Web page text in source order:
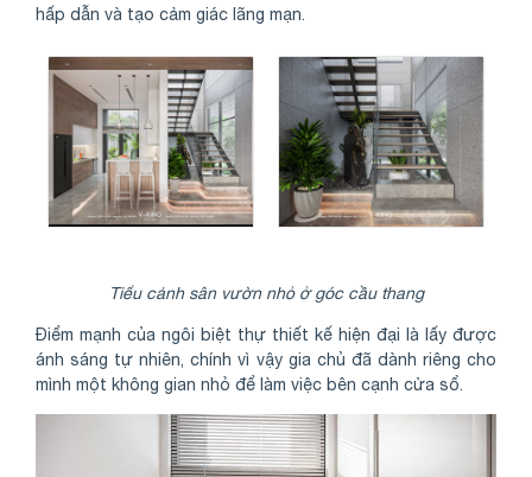
hấp dẫn và tạo cảm giác lãng mạn.
Tiểu cảnh sân vườn nhỏ ở góc cầu thang
Điểm mạnh của ngôi biệt thự thiết kế hiện đại là lấy được
ánh sáng tự nhiên, chính vì vậy gia chủ đã dành riêng cho
mình một không gian nhỏ để làm việc bên cạnh cửa sổ.